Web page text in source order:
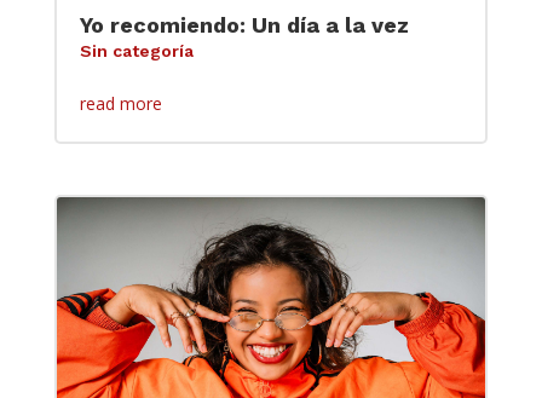
Yo recomiendo: Un día a la vez
Sin categoría
read more